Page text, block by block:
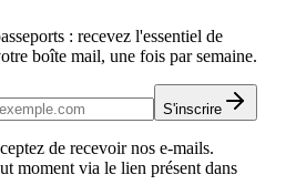
: recevez l'essentiel de
boîte mail, une fois par semaine.
S'inscrire
de recevoir nos e-mails.
moment via le lien présent dans